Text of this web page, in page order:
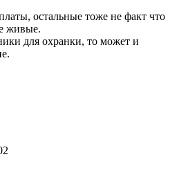
остальные тоже не факт что
живые.
для охранки, то может и